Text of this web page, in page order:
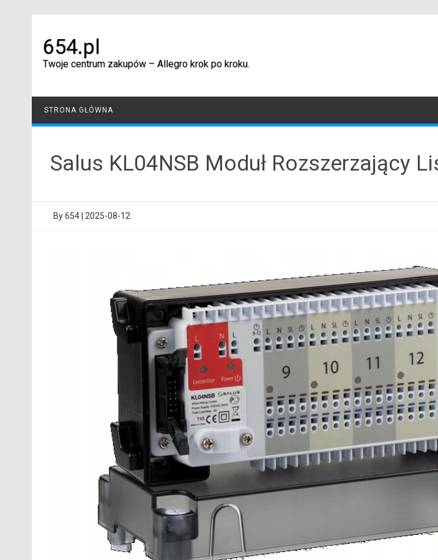
654.pl
Twoje centrum zakupów – Allegro krok po kroku.
STRONA GŁÓWNA
Salus KL04NSB Moduł Rozszerzający
By654 2025-08-12